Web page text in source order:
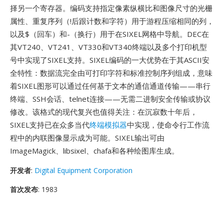
择另一个寄存器。编码支持指定像素纵横比和图像尺寸的光栅
属性、重复序列（!后跟计数和字符）用于游程压缩相同的列，
以及$（回车）和-（换行）用于在SIXEL网格中导航。DEC在
其VT240、VT241、VT330和VT340终端以及多个打印机型
号中实现了SIXEL支持。SIXEL编码的一大优势在于其ASCII安
全特性：数据流完全由可打印字符和标准控制序列组成，意味
着SIXEL图形可以通过任何基于文本的通信通道传输——串行
终端、SSH会话、telnet连接——无需二进制安全传输或协议
修改。该格式的现代复兴也值得关注：在沉寂数十年后，
SIXEL支持已在众多当代终端模拟器中实现，使命令行工作流
程中的内联图像显示成为可能。SIXEL输出可由
ImageMagick、libsixel、chafa和各种绘图库生成。
开发者: Digital Equipment Corporation
首次发布: 1983